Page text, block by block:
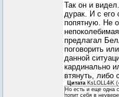
Так он и
дурак. И с его
попятную. Не
предлагал
поговорить
данной
кардинально
втянуть, либо
Цитата KsLOLL4iK (
Но есть и еще одна
топит себя в